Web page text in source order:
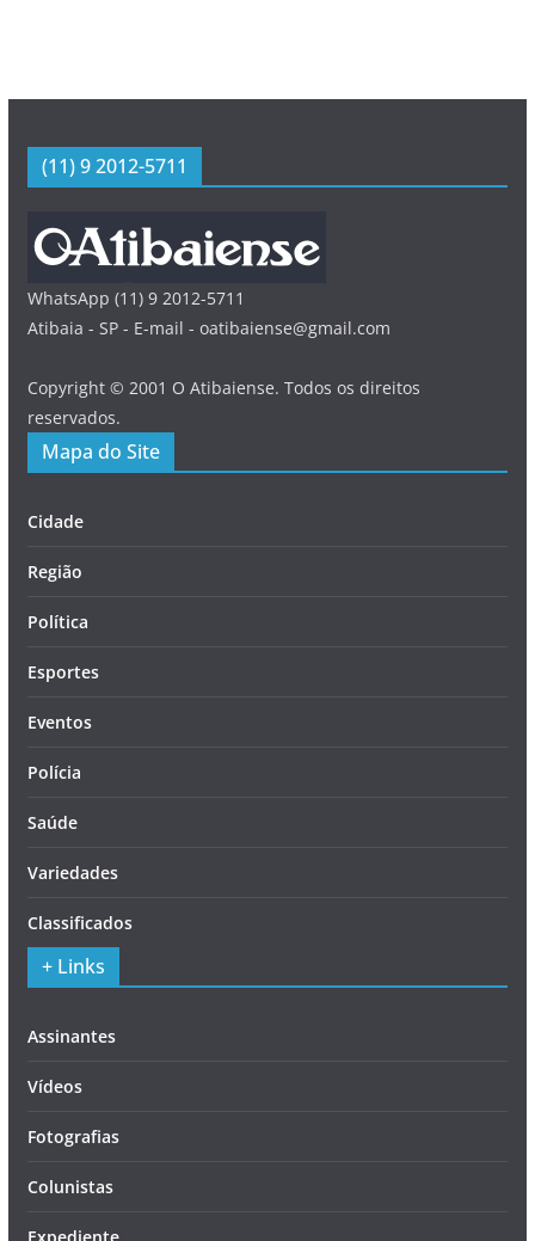
(11) 9 2012-5711
WhatsApp (11) 9 2012-5711
Atibaia - SP - E-mail - oatibaiense@gmail.com
Copyright © 2001 O Atibaiense. Todos os direitos
reservados.
Mapa do Site
Cidade
Região
Política
Esportes
Eventos
Polícia
Saúde
Variedades
Classificados
+ Links
Assinantes
Vídeos
Fotografias
Colunistas